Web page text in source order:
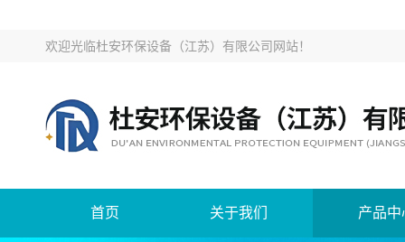
欢迎光临杜安环保设备（江苏）有限公司网站！
首页 关于我们 产品中